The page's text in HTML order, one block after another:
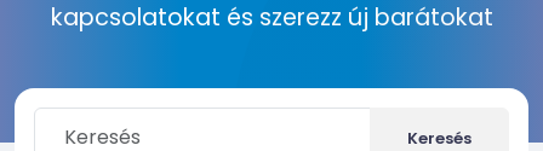
kapcsolatokat és szerezz új barátokat
Keresés